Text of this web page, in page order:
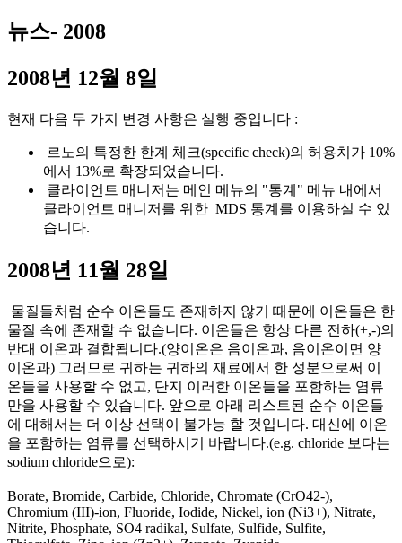
뉴스- 2008
2008년 12월 8일
현재 다음 두 가지 변경 사항은 실행 중입니다 :
르노의 특정한 한계 체크(specific check)의 허용치가 10%
에서 13%로 확장되었습니다.
클라이언트 매니저는 메인 메뉴의 "통계" 메뉴 내에서
클라이언트 매니저를 위한 MDS 통계를 이용하실 수 있
습니다.
2008년 11월 28일
물질들처럼 순수 이온들도 존재하지 않기 때문에 이온들은 한
물질 속에 존재할 수 없습니다. 이온들은 항상 다른 전하(+,-)의
반대 이온과 결합됩니다.(양이온은 음이온과, 음이온이면 양
이온과) 그러므로 귀하는 귀하의 재료에서 한 성분으로써 이
온들을 사용할 수 없고, 단지 이러한 이온들을 포함하는 염류
만을 사용할 수 있습니다. 앞으로 아래 리스트된 순수 이온들
에 대해서는 더 이상 선택이 불가능 할 것입니다. 대신에 이온
을 포함하는 염류를 선택하시기 바랍니다.(e.g. chloride 보다는
sodium chloride으로):
Borate, Bromide, Carbide, Chloride, Chromate (CrO42-),
Chromium (III)-ion, Fluoride, Iodide, Nickel, ion (Ni3+), Nitrate,
Nitrite, Phosphate, SO4 radikal, Sulfate, Sulfide, Sulfite,